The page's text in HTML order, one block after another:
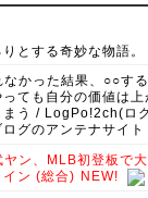
とする奇妙な物語。
なかった結果、○○す
っても自分の価値は
まう / LogPo!2ch(ロ
グのアンテナサイト
ヤン、MLB初登板で
イン (総合) NEW!